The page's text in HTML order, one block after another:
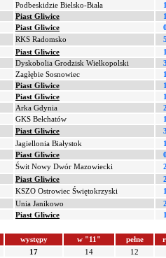
Podbeskidzie Bielsko-Biała
Piast Gliwice
Piast Gliwice
RKS Radomsko
Piast Gliwice
Dyskobolia Grodzisk Wielkopolski
Zagłębie Sosnowiec
Piast Gliwice
Piast Gliwice
Arka Gdynia
GKS Bełchatów
Piast Gliwice
Jagiellonia Białystok
Piast Gliwice
Świt Nowy Dwór Mazowiecki
Piast Gliwice
KSZO Ostrowiec Świętokrzyski
Unia Janikowo
Piast Gliwice
występy w "11" pełne
17 14
12